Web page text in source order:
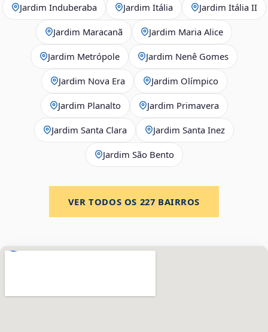
Jardim Induberaba Jardim Itália Jardim Itália II
Jardim Maracanã Jardim Maria Alice
Jardim Metrópole Jardim Nenê Gomes
Jardim Nova Era Jardim Olímpico
Jardim Planalto Jardim Primavera
Jardim Santa Clara Jardim Santa Inez
Jardim São Bento
VER TODOS OS 227 BAIRROS